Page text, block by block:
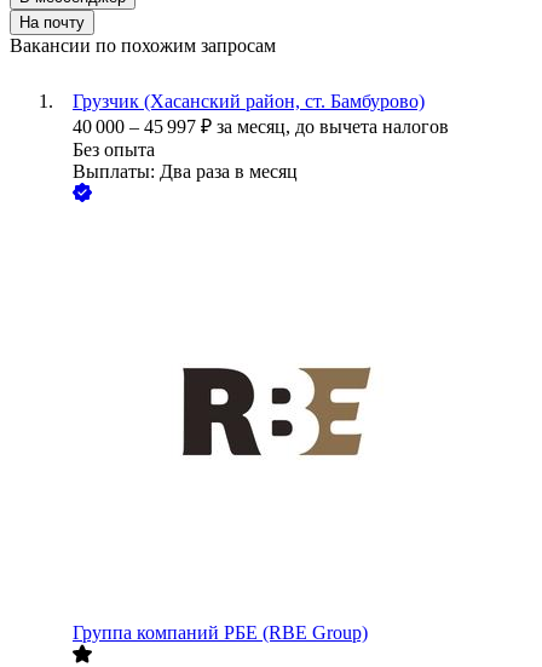
На почту
Вакансии по похожим запросам
Грузчик (Хасанский район, ст. Бамбурово)
40 000 – 45 997 ₽ за месяц, до вычета налогов
Без опыта
Выплаты: Два раза в месяц
Группа компаний РБЕ (RBE Group)